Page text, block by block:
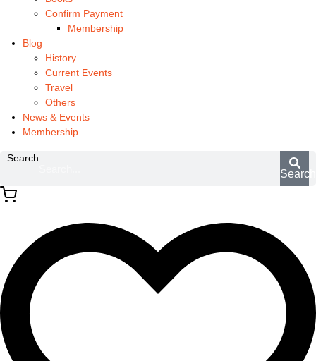
Confirm Payment
Membership
Blog
History
Current Events
Travel
Others
News & Events
Membership
Search
Search